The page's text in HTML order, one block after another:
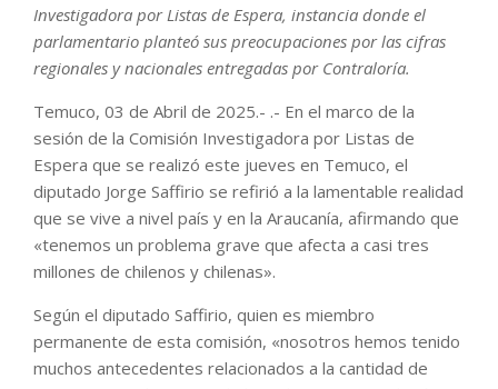
Investigadora por Listas de Espera, instancia donde el
parlamentario planteó sus preocupaciones por las cifras
regionales y nacionales entregadas por Contraloría.
Temuco, 03 de Abril de 2025.- .- En el marco de la
sesión de la Comisión Investigadora por Listas de
Espera que se realizó este jueves en Temuco, el
diputado Jorge Saffirio se refirió a la lamentable realidad
que se vive a nivel país y en la Araucanía, afirmando que
«tenemos un problema grave que afecta a casi tres
millones de chilenos y chilenas».
Según el diputado Saffirio, quien es miembro
permanente de esta comisión, «nosotros hemos tenido
muchos antecedentes relacionados a la cantidad de